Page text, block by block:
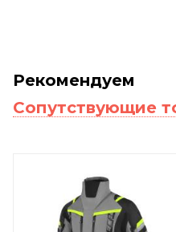
Рекомендуем
Сопутствующие